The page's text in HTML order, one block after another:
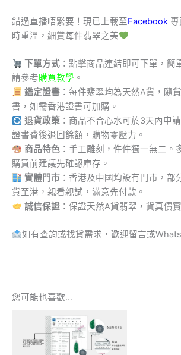
錯過直播唔緊要！現已上載至Facebook 專
時重溫，細賞每件翡翠之美
下單方式：點擊商品連結即可下單，簡
請參考購買教學 。
鑑定證書：每件翡翠均為天然A貨，隨
書，如需香港證書可加購。
退貨政策：商品不合心水可於3天內申
證書費後退回餘額，購物零壓力。
商品特色：手工雕刻，件件獨一無二。
購買前建議先確認庫存。
實體門市：香港及中國均設有門市，部
貨至港，親看親試，滿意先付款。
誠信保證：保證天然A貨翡翠，貨真價
如有查詢或找貨需求，歡迎留言或
您可能也喜歡…